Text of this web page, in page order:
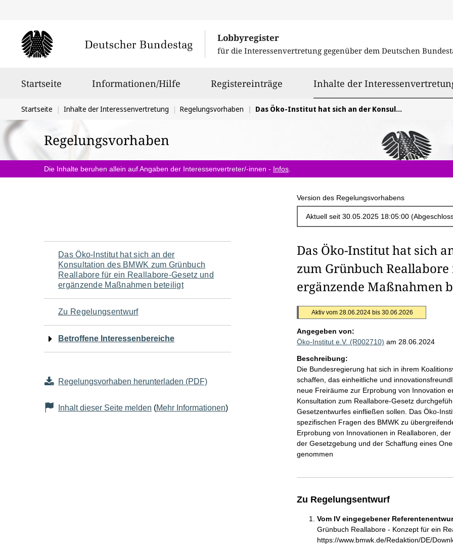
Lobbyregister
für die Interessenvertretung gegenüber dem Deutschen
Startseite Informationen/Hilfe Registereinträge Inhalte der
Sie
befinden
sich
hier:
Startseite Inhalte der Interessenvertretung Regelungsvorhaben Das Öko-Institut hat sich an der Konsultation des BMWK zum Grünbuch Reallabore für ein Reallabore-Gesetz und ergänzende Maßnahmen beteiligt
Regelungsvorhaben
Die Inhalte beruhen allein auf Angaben der Interessenvertreter/-innen - Infos
Version des Regelungsvorhabens
Navigation
für
den
Seiteninhalt
Das Öko-Institut hat sich an der
Konsultation des BMWK zum Grünbuch
Reallabore für ein Reallabore-Gesetz und
ergänzende Maßnahmen beteiligt
Zu Regelungsentwurf
Betroffene Interessenbereiche
Regelungsvorhaben herunterladen (PDF)
Inhalt dieser Seite melden (Mehr Informationen)
Das Öko-Institut hat sich
zum Grünbuch
ergänzende Maßnahmen
Aktiv vom 28.06.2024 bis 30.06.2026
Angegeben von:
Öko-Institut e.V. (R002710) am 28.06.2024
Beschreibung:
Die Bundesregierung hat sich in ihrem
schaffen, das einheitliche und
neue Freiräume zur Erprobung von Innovation
Konsultation zum Reallabore-Gesetz
Gesetzentwurfes einfließen sollen. Das Öko-
spezifischen Fragen des BMWK zu
Erprobung von Innovationen in Reallaboren,
der Gesetzgebung und der Schaffung eines
genommen
Zu Regelungsentwurf
Vom IV eingegebener
Grünbuch Reallabore - Konzept für ein
https://www.bmwk.de/Redaktion/DE/